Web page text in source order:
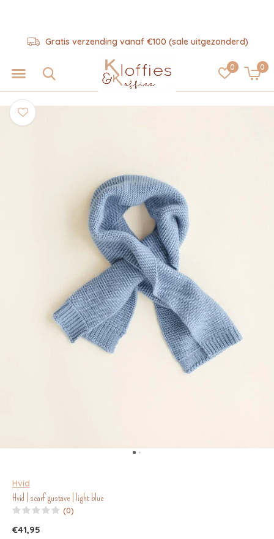
0 0
Gratis verzending vanaf €100 (sale uitgezonderd)
Hvid
Hvid | scarf gustave | light blue
(0)
€41,95